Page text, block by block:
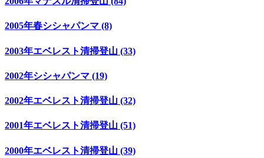
2005年春シシャパンマ (8)
2003年エベレスト清掃登山 (33)
2002年シシャパンマ (19)
2002年エベレスト清掃登山 (32)
2001年エベレスト清掃登山 (51)
2000年エベレスト清掃登山 (39)